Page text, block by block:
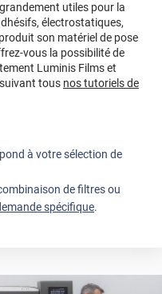
utiles pour la
électrostatiques,
son matériel de pose
vous la possibilité de
Luminis Films et
tous nos tutoriels de
à votre sélection de
de filtres ou
spécifique.